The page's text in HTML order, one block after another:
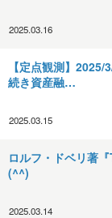
2025.03.16
【定点観測】
続き資産融…
2025.03.15
ロルフ・ドベリ著
(^^)
2025.03.14